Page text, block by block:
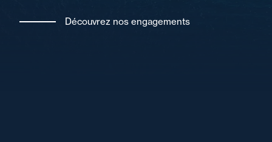
Découvrez nos engagements